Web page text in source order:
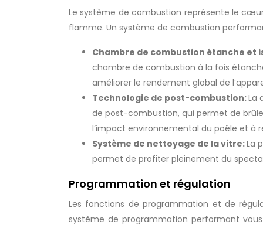
Le système de combustion représente le
flamme. Un système de combustion
Chambre de combustion étanche et
chambre de combustion à la fois
améliorer le rendement global de
Technologie de post-combustion:La
de post-combustion, qui permet de
l’impact environnemental du poêle et à
Système de nettoyage de la vitre:La
permet de profiter pleinement du
Programmation et régulation
Les fonctions de programmation et de
système de programmation performant